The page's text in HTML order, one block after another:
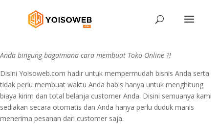
Anda bingung bagaimana cara membuat Toko Online ?!
Disini Yoisoweb.com hadir untuk mempermudah bisnis Anda serta
tidak perlu membuat waktu Anda habis hanya untuk menghitung
biaya kirim dan total belanja customer Anda. Disini semuanya kami
sediakan secara otomatis dan Anda hanya perlu duduk manis
menerima pesanan dari customer saja.